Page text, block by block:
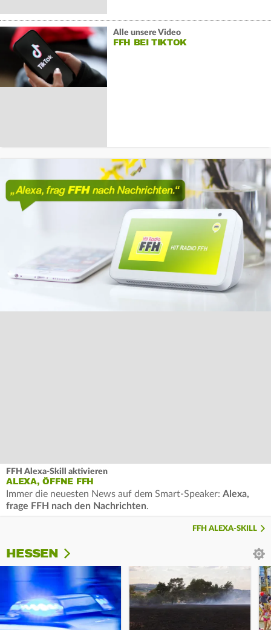
Alle unsere Video
FFH BEI TIKTOK
FFH Alexa-Skill aktivieren
ALEXA, ÖFFNE FFH
Immer die neuesten News auf dem Smart-Speaker: Alexa,
frage FFH nach den Nachrichten.
FFH ALEXA-SKILL
HESSEN